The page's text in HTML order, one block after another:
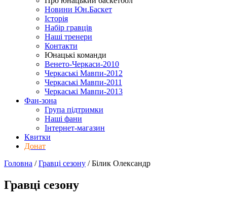
Новини Юн.Баскет
Історія
Набір гравців
Наші тренери
Контакти
Юнацькі команди
Венето-Черкаси-2010
Черкаські Мавпи-2012
Черкаські Мавпи-2011
Черкаські Мавпи-2013
Фан-зона
Група підтримки
Наші фани
Інтернет-магазин
Квитки
Донат
Головна /Гравці сезону /Білик Олександр
Гравці сезону